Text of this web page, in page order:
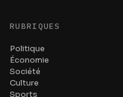
RUBRIQUES
Politique
Économie
Société
Culture
Sports